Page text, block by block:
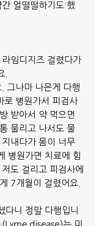
얼떨떨하기도 했
임디지즈 걸렸다가
.
그나마 나은게 다행
로 병원가서 피검사
받아서 약 먹으면
물리고 나서도 물
내다가 몸이 너무
병원가면 치료에 힘
도 걸리고 피검사에
7개월이 걸렸어요.
다니 정말 다행입니